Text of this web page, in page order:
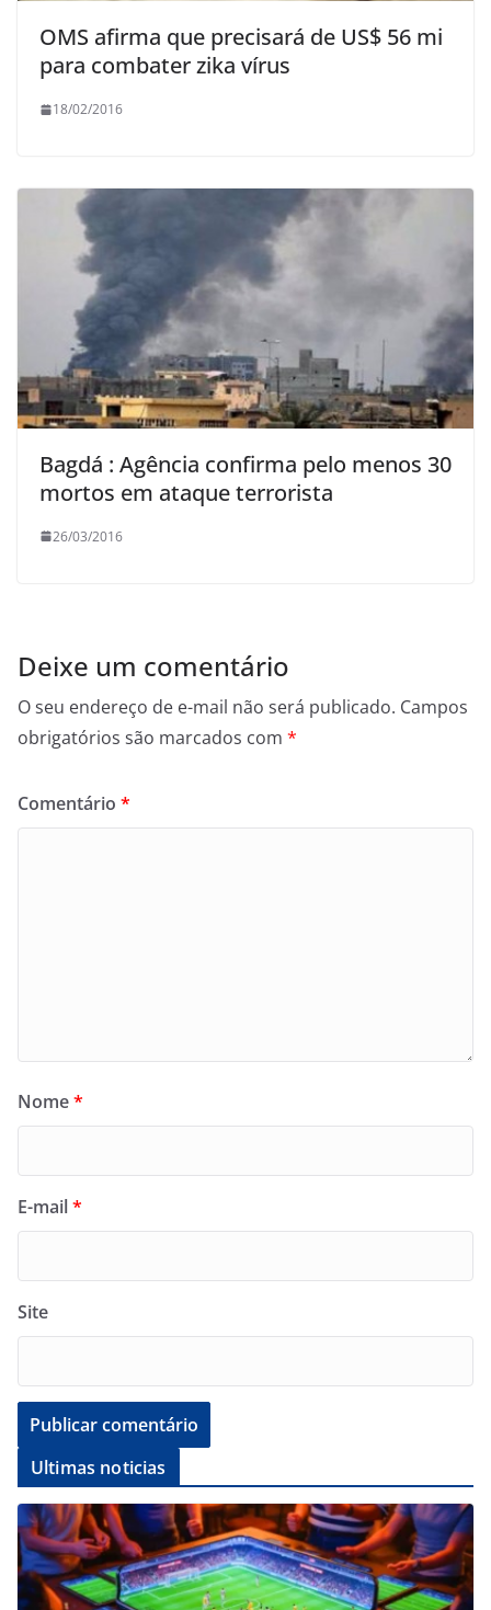
OMS afirma que precisará de US$ 56 mi
para combater zika vírus
18/02/2016
Bagdá : Agência confirma pelo menos 30
mortos em ataque terrorista
26/03/2016
Deixe um comentário
O seu endereço de e-mail não será publicado. Campos
obrigatórios são marcados com *
Comentário *
Nome*
E-mail*
Site
Ultimas noticias